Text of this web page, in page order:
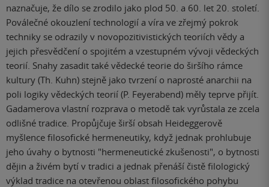
naznačuje, že dílo se zrodilo jako plod 50. a 60. let 20. století.
Poválečné okouzlení technologií a víra ve zřejmý pokrok
techniky se odrazily v novopozitivistických teoriích vědy a
jejich přesvědčení o spojitém a vzestupném vývoji vědeckých
teorií. Snahy zasadit také vědecké teorie do širšího rámce
kultury (Th. Kuhn) stejně jako tvrzení o naprosté anarchii na
poli logiky vědeckých teorií (P. Feyerabend) měly teprve přijít.
Gadamerova vlastní rozprava o metodě tak vyrůstala ze zcela
odlišné tradice. Propůjčuje širší obsah Heideggerově
myšlence filosofické hermeneutiky, když jednak prohlubuje
jeho úvahy o bytnosti "hermeneutické zkušenosti", o bytnosti
dějin a živém bytí v tradici a jednak přenáší čistě filologický
výklad tradice na otevřenou oblast filosofického pohybu